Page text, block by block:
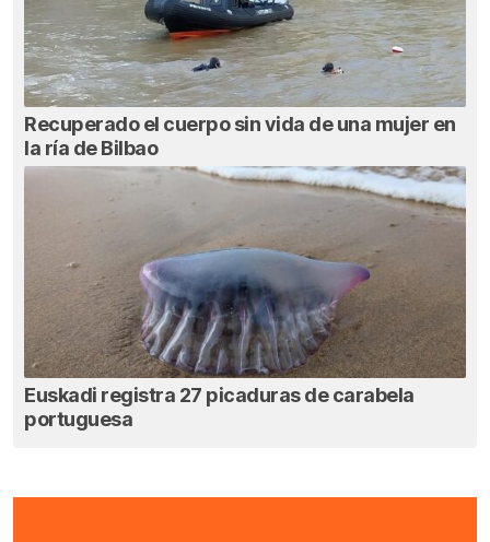
Recuperado el cuerpo sin vida de una mujer en
la ría de Bilbao
Euskadi registra 27 picaduras de carabela
portuguesa